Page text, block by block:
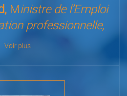
Ministre de l’Emploi
professionnelle,
Voir plus